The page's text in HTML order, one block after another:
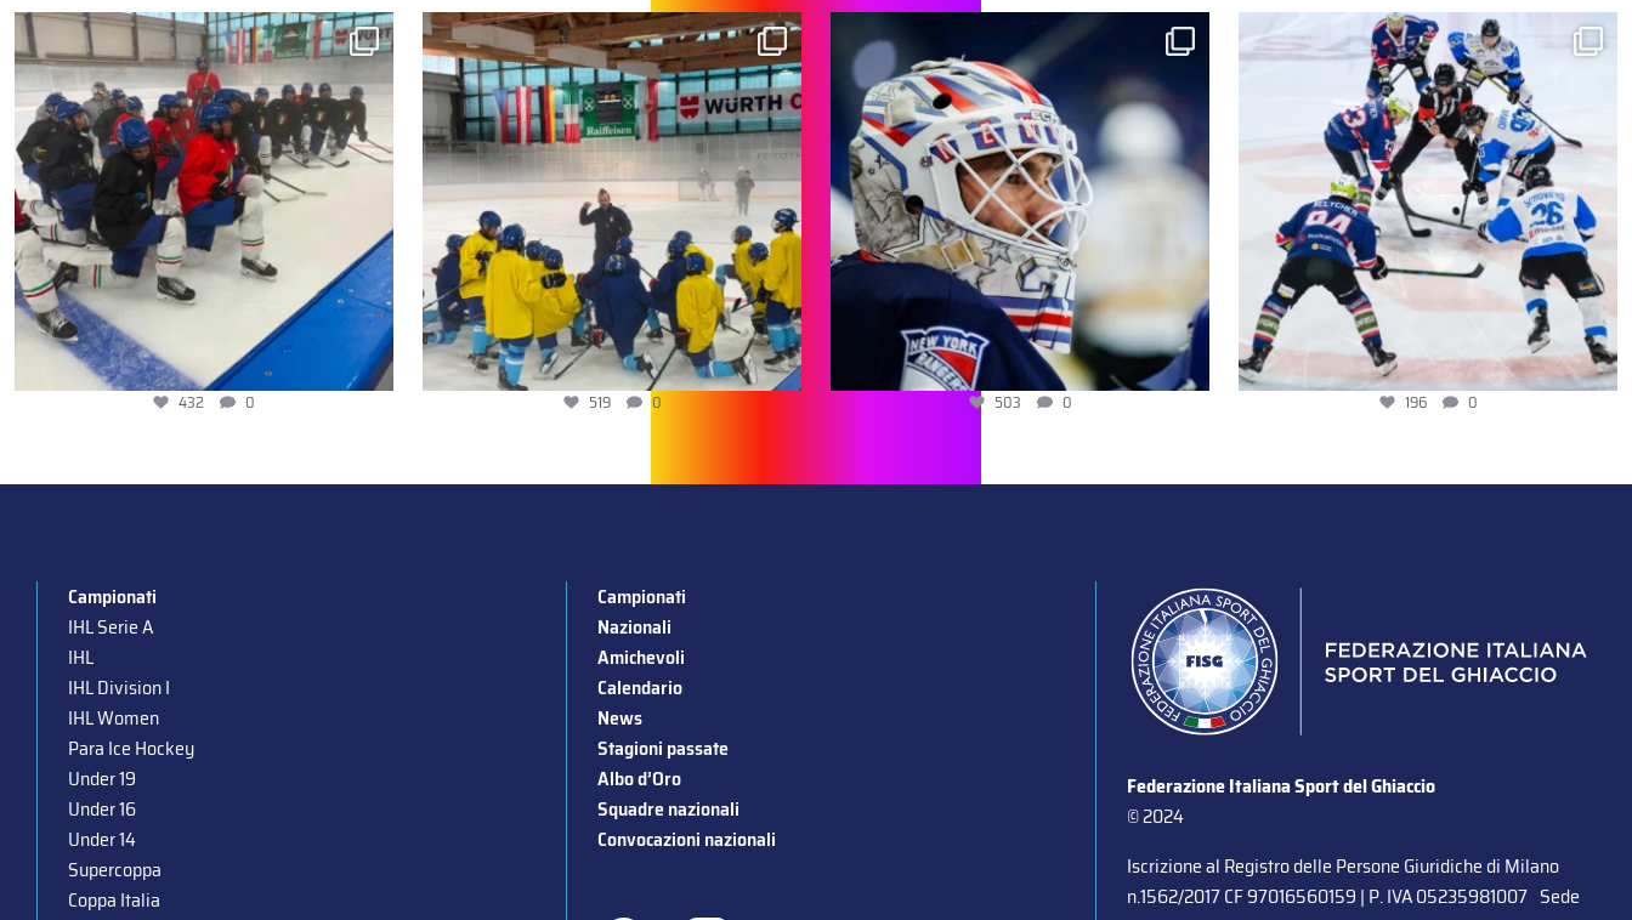
432 0 519 0 503 0 196 0
Campionati
IHL Serie A
IHL
IHL Division I
IHL Women
Para Ice Hockey
Under 19
Under 16
Under 14
Supercoppa
Coppa Italia
Campionati
Nazionali
Amichevoli
Calendario
News
Stagioni passate
Albo d’Oro
Squadre nazionali
Convocazioni nazionali
Federazione Italiana Sport del Ghiaccio
© 2024
Iscrizione al Registro delle Persone Giuridiche di Milano
n.1562/2017 CF 97016560159 | P. IVA 05235981007 Sede